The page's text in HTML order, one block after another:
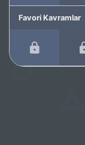
Favori Kavramlar